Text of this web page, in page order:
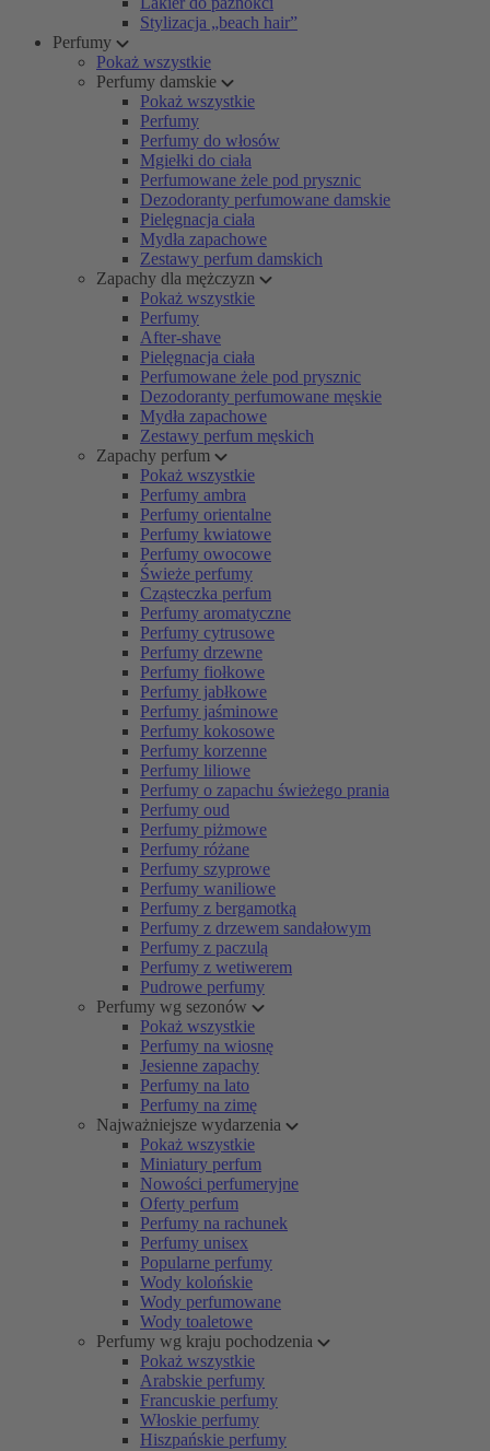
Stylizacja „beach hair”
Perfumy
Pokaż wszystkie
Perfumy damskie
Pokaż wszystkie
Perfumy
Perfumy do włosów
Mgiełki do ciała
Perfumowane żele pod prysznic
Dezodoranty perfumowane damskie
Pielęgnacja ciała
Mydła zapachowe
Zestawy perfum damskich
Zapachy dla mężczyzn
Pokaż wszystkie
Perfumy
After-shave
Pielęgnacja ciała
Perfumowane żele pod prysznic
Dezodoranty perfumowane męskie
Mydła zapachowe
Zestawy perfum męskich
Zapachy perfum
Pokaż wszystkie
Perfumy ambra
Perfumy orientalne
Perfumy kwiatowe
Perfumy owocowe
Świeże perfumy
Cząsteczka perfum
Perfumy aromatyczne
Perfumy cytrusowe
Perfumy drzewne
Perfumy fiołkowe
Perfumy jabłkowe
Perfumy jaśminowe
Perfumy kokosowe
Perfumy korzenne
Perfumy liliowe
Perfumy o zapachu świeżego prania
Perfumy oud
Perfumy piżmowe
Perfumy różane
Perfumy szyprowe
Perfumy waniliowe
Perfumy z bergamotką
Perfumy z drzewem sandałowym
Perfumy z paczulą
Perfumy z wetiwerem
Pudrowe perfumy
Perfumy wg sezonów
Pokaż wszystkie
Perfumy na wiosnę
Jesienne zapachy
Perfumy na lato
Perfumy na zimę
Najważniejsze wydarzenia
Pokaż wszystkie
Miniatury perfum
Nowości perfumeryjne
Oferty perfum
Perfumy na rachunek
Perfumy unisex
Popularne perfumy
Wody kolońskie
Wody perfumowane
Wody toaletowe
Perfumy wg kraju pochodzenia
Pokaż wszystkie
Arabskie perfumy
Francuskie perfumy
Włoskie perfumy
Hiszpańskie perfumy